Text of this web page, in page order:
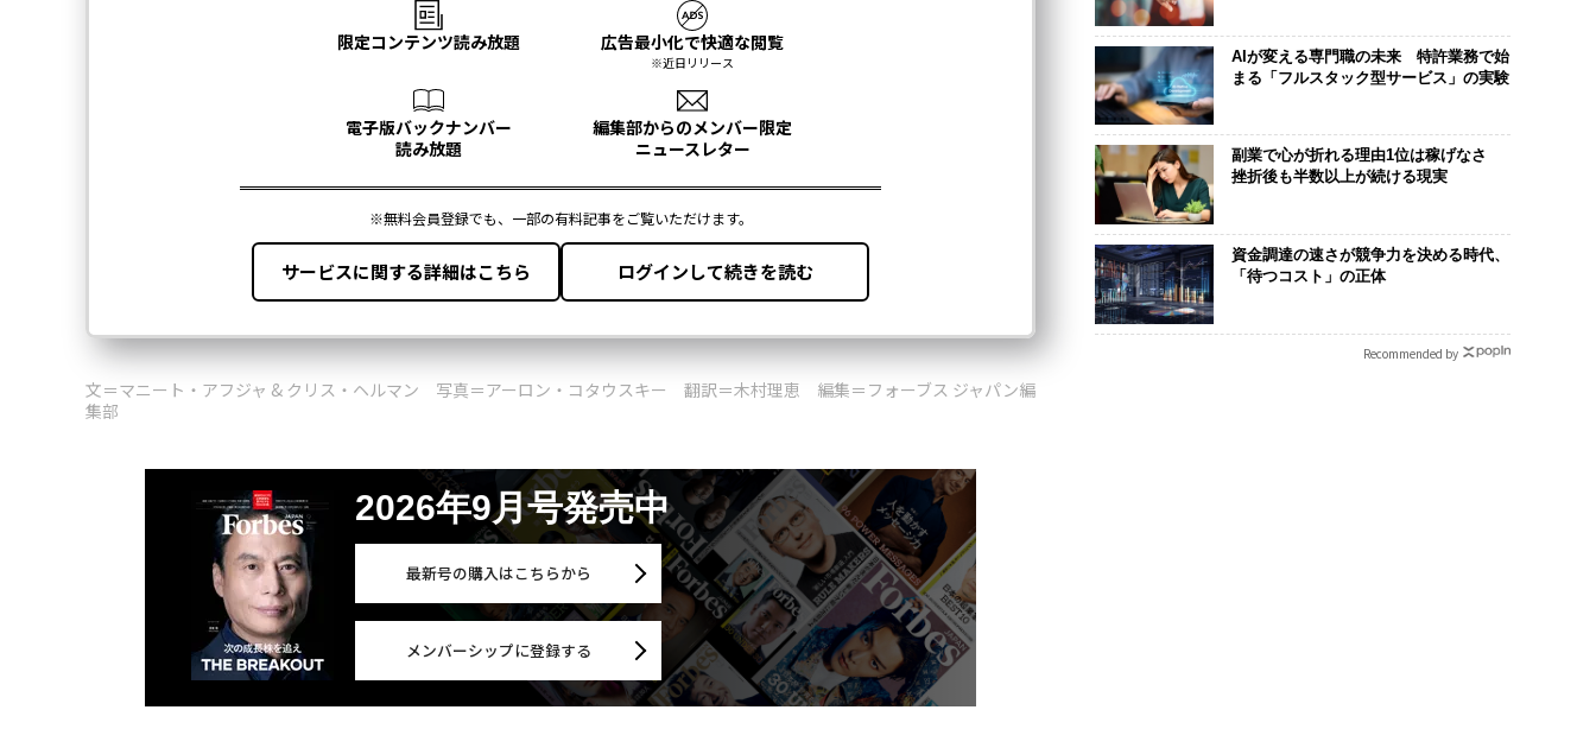
文＝マニート・アフジャ & クリス・ヘルマン 写真＝アーロン・コタウスキー 翻訳＝木村理恵 編集＝フォーブス ジャパン編
集部
2026年9月号発売中
最新号の購入はこちらから
メンバーシップに登録する
AIが変える専門職の未来 特許業務で始
まる「フルスタック型サービス」の実験
副業で心が折れる理由1位は稼げなさ
挫折後も半数以上が続ける現実
資金調達の速さが競争力を決める時代、
「待つコスト」の正体
Recommended by